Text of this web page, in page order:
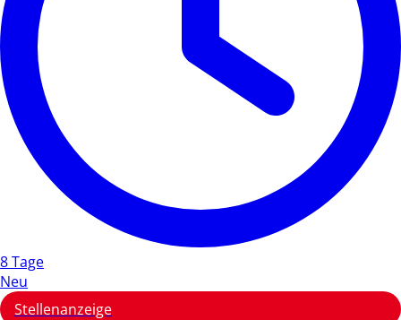
8 Tage
Neu
Stellenanzeige